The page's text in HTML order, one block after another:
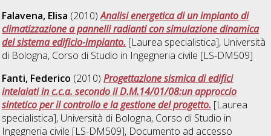
Falavena, Elisa (2010)Analisi energetica di un impianto di
climatizzazione a pannelli radianti con simulazione dinamica
del sistema edificio-impianto. [Laurea specialistica], Università
di Bologna, Corso di Studio in Ingegneria civile [LS-DM509]
Fanti, Federico (2010)Progettazione sismica di edifici
intelaiati in c.c.a. secondo il D.M.14/01/08:un approccio
sintetico per il controllo e la gestione del progetto. [Laurea
specialistica], Università di Bologna, Corso di Studio in
Ingegneria civile [LS-DM509], Documento ad accesso